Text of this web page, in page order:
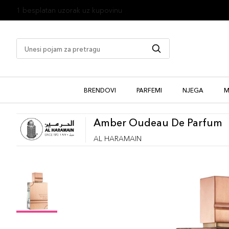
1 besplatan uzorak uz kupovinu
BRENDOVI PARFEMI NJEGA
Amber Oudeau De Parfum
AL HARAMAIN